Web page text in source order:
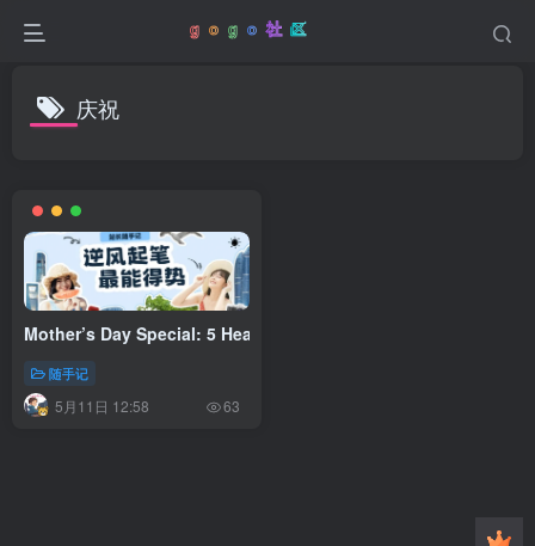
庆祝
Mother’s Day Special: 5 Heartwarming Ways to Surprise Your
随手记
5月11日 12:58 63